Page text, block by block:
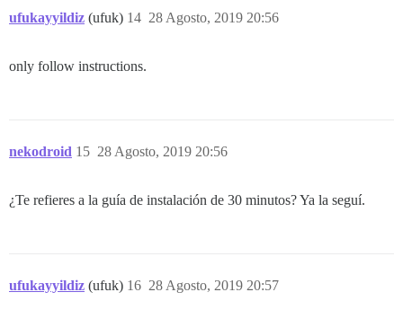
ufukayyildiz (ufuk) 28 Agosto, 2019 20:56
14
only follow instructions.
nekodroid 28 Agosto, 2019 20:56
15
¿Te refieres a la guía de instalación de 30 minutos? Ya la seguí.
ufukayyildiz (ufuk) 28 Agosto, 2019 20:57
16